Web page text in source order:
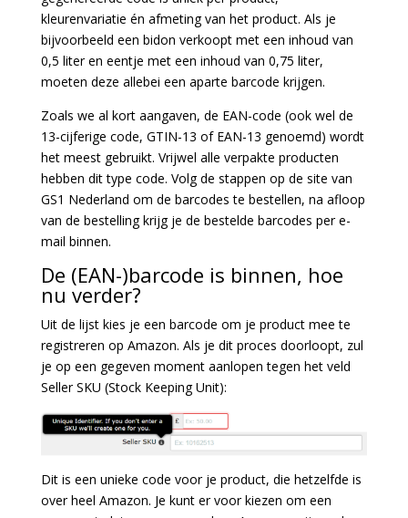
kleurenvariatie én afmeting van het product. Als je
bijvoorbeeld een bidon verkoopt met een inhoud van
0,5 liter en eentje met een inhoud van 0,75 liter,
moeten deze allebei een aparte barcode krijgen.
Zoals we al kort aangaven, de EAN-code (ook wel de
13-cijferige code, GTIN-13 of EAN-13 genoemd) wordt
het meest gebruikt. Vrijwel alle verpakte producten
hebben dit type code. Volg de stappen op de site van
GS1 Nederland om de barcodes te bestellen, na afloop
van de bestelling krijg je de bestelde barcodes per e-
mail binnen.
De (EAN-)barcode is binnen, hoe
nu verder?
Uit de lijst kies je een barcode om je product mee te
registreren op Amazon. Als je dit proces doorloopt, zul
je op een gegeven moment aanlopen tegen het veld
Seller SKU (Stock Keeping Unit):
Dit is een unieke code voor je product, die hetzelfde is
over heel Amazon. Je kunt er voor kiezen om een